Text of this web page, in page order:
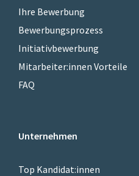
Ihre Bewerbung
Bewerbungsprozess
Initiativbewerbung
Mitarbeiter:innen Vorteile
FAQ
Unternehmen
Top Kandidat:innen